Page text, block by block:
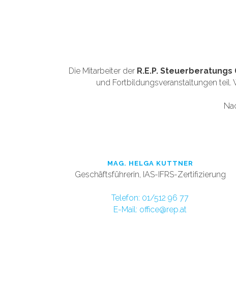
Die Mitarbeiter der R.E.P. Steuerberatungs
und Fortbildungsveranstaltungen
MAG. HELGA KUTTNER
Geschäftsführerin, IAS-IFRS-Zertifizierung
Telefon: 01/512 96 77
E-Mail: office@rep.at